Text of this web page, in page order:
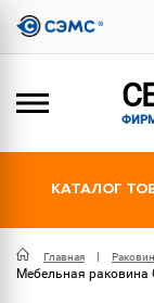
КАТАЛОГ
Главная
Мебельная раковина